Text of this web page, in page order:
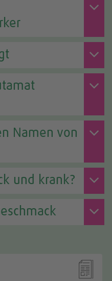
Namen von
und krank?
